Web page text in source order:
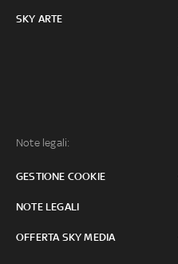
SKY ARTE
Note legali:
GESTIONE COOKIE
NOTE LEGALI
OFFERTA SKY MEDIA